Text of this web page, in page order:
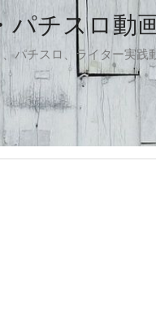
パチスロ動
パチスロ、ライター実践